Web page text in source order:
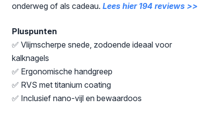
onderweg of als cadeau. Lees hier 194 reviews >>
Pluspunten
✅ Vlijmscherpe snede, zodoende ideaal voor
kalknagels
✅ Ergonomische handgreep
✅ RVS met titanium coating
✅ Inclusief nano-vijl en bewaardoos